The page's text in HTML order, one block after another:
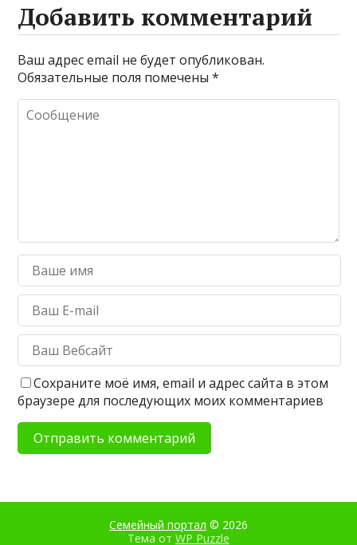
Добавить комментарий
Ваш адрес email не будет опубликован.
Обязательные поля помечены*
Сохраните моё имя, email и адрес сайта в этом
браузере для последующих моих комментариев
Семейный портал © 2026
Тема от WP Puzzle